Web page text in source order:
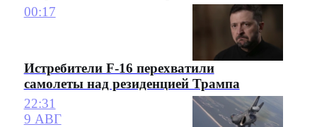
00:17
Истребители F-16 перехватили
самолеты над резиденцией Трампа
22:31
9 АВГ